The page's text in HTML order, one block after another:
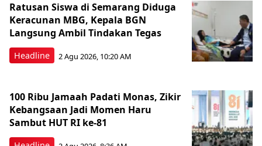
Headline
Ratusan Siswa di Semarang Diduga
Keracunan MBG, Kepala BGN
Langsung Ambil Tindakan Tegas
2 Agu 2026, 10:20 AM
100 Ribu Jamaah Padati Monas, Zikir
Kebangsaan Jadi Momen Haru
Sambut HUT RI ke-81